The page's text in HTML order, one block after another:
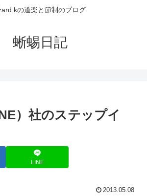
の道楽と節制のブログ
蜥蜴日記
）社のステップイ
LINE
2013.05.08